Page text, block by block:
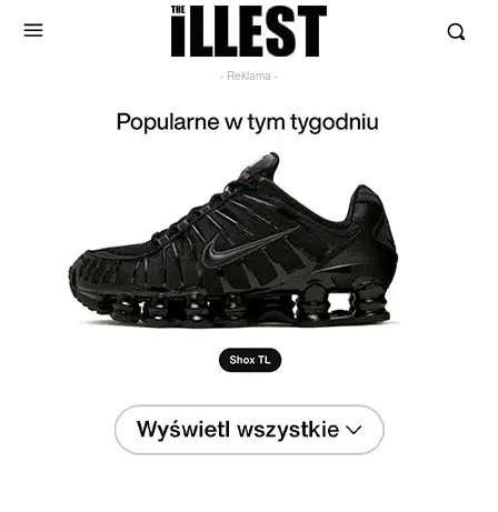
- Reklama -